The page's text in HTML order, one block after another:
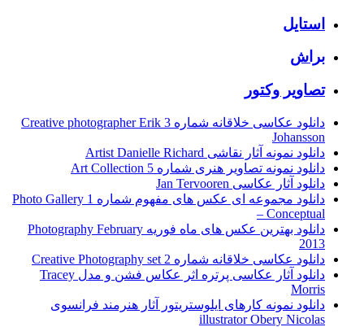
استایل
براش
تصاویر وکتور
دانلود عکاسی خلاقانه شماره 3 Creative photographer Erik
Johansson
دانلود نمونه آثار نقاشی Artist Danielle Richard
دانلود نمونه تصاویر هنری شماره 5 Art Collection
دانلود آثار عکاسی Jan Tervooren
دانلود مجموعه ای عکس های مفهوم شماره 1 Photo Gallery
– Conceptual
دانلود بهترین عکس های ماه فوریه Photography February
2013
دانلود عکاسی خلاقانه شماره 2 Creative Photography set
دانلود آثار عکاسی پرتره اثر عکاس فشن و مدل Tracey
Morris
دانلود نمونه کارهای ایلوستریتور آثار هنرمند فرانسوی
illustrator Obery Nicolas